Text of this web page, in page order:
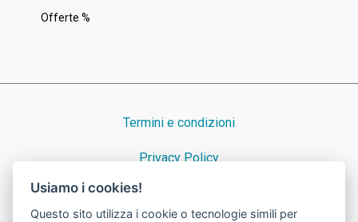
Offerte %
Termini e condizioni
Privacy Policy
Cookie Policy
Usiamo i cookies!
Questo sito utilizza i cookie o tecnologie simili per